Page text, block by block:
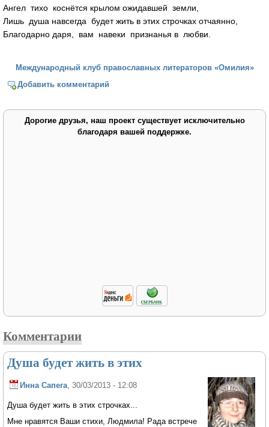
Ангел тихо коснётся крылом ожидавшей земли,
Лишь душа навсегда будет жить в этих строчках отчаянно,
Благодарно даря, вам навеки признанья в любви.
Международный клуб православных литераторов «Омилия»
Добавить комментарий
Дорогие друзья, наш проект существует исключительно
благодаря вашей поддержке.
Комментарии
Душа будет жить в этих
Инна Сапега, 30/03/2013 - 12:08
Душа будет жить в этих строчках...
Мне нравятся Ваши стихи, Людмила! Рада встрече